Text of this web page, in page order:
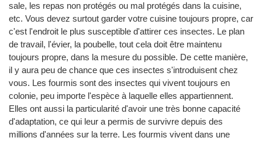
sale, les repas non protégés ou mal protégés dans la cuisine,
etc. Vous devez surtout garder votre cuisine toujours propre, car
c'est l'endroit le plus susceptible d'attirer ces insectes. Le plan
de travail, l'évier, la poubelle, tout cela doit être maintenu
toujours propre, dans la mesure du possible. De cette manière,
il y aura peu de chance que ces insectes s'introduisent chez
vous. Les fourmis sont des insectes qui vivent toujours en
colonie, peu importe l'espèce à laquelle elles appartiennent.
Elles ont aussi la particularité d'avoir une très bonne capacité
d'adaptation, ce qui leur a permis de survivre depuis des
millions d'années sur la terre. Les fourmis vivent dans une